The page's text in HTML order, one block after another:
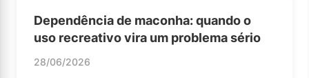
Dependência de maconha: quando o
uso recreativo vira um problema sério
28/06/2026